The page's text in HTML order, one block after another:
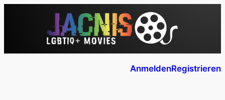
AnmeldenRegistrieren